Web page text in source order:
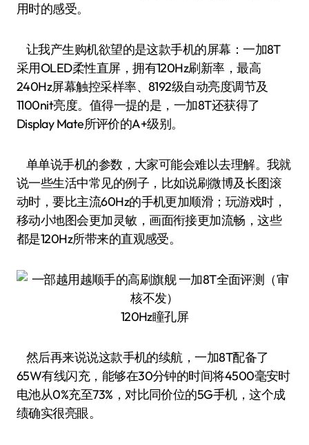
用时的感受。
让我产生购机欲望的是这款手机的屏幕：一加8T
采用OLED柔性直屏，拥有120Hz刷新率，最高
240Hz屏幕触控采样率、8192级自动亮度调节及
1100nit亮度。值得一提的是，一加8T还获得了
Display Mate所评价的A+级别。
单单说手机的参数，大家可能会难以去理解。我就
说一些生活中常见的例子，比如说刷微博及长图滚
动时，要比主流60Hz的手机更加顺滑；玩游戏时，
移动小地图会更加灵敏，画面衔接更加流畅，这些
都是120Hz所带来的直观感受。
120Hz瞳孔屏
然后再来说说这款手机的续航，一加8T配备了
65W有线闪充，能够在30分钟的时间将4500毫安时
电池从0%充至73%，对比同价位的5G手机，这个成
绩确实很亮眼。